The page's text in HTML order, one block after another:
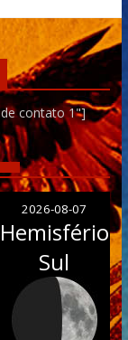
contato 1"]
2026-08-07
Hemisfério
Sul